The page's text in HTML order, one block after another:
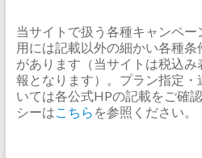
当サイトで扱う各種キャンペ
用には記載以外の細かい各種
があります（当サイトは税込
報となります）。プラン指定
いては各公式HPの記載をご確
シーはこちら を参照ください。